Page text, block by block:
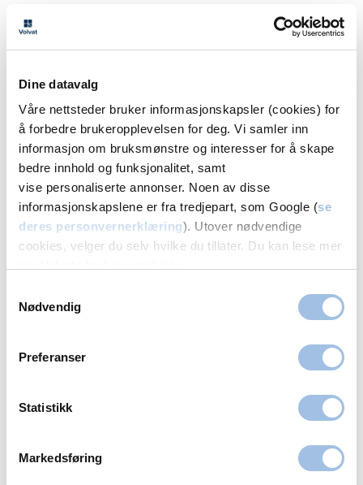
Dine datavalg
Våre nettsteder bruker informasjonskapsler (cookies) for
å forbedre brukeropplevelsen for deg. Vi samler inn
informasjon om bruksmønstre og interesser for å skape
bedre innhold og funksjonalitet, samt
vise personaliserte annonser. Noen av disse
informasjonskapslene er fra tredjepart, som Google (se
deres personvernerklæring). Utover nødvendige
cookies, velger du selv hvilke du tillater. Du kan lese mer
Nødvendig
Preferanser
Statistikk
Markedsføring
Volvat Laguneparken
55 11 20 00
Melding
Volvat Åsane
55 11 20 45
Melding
69 30 23 00